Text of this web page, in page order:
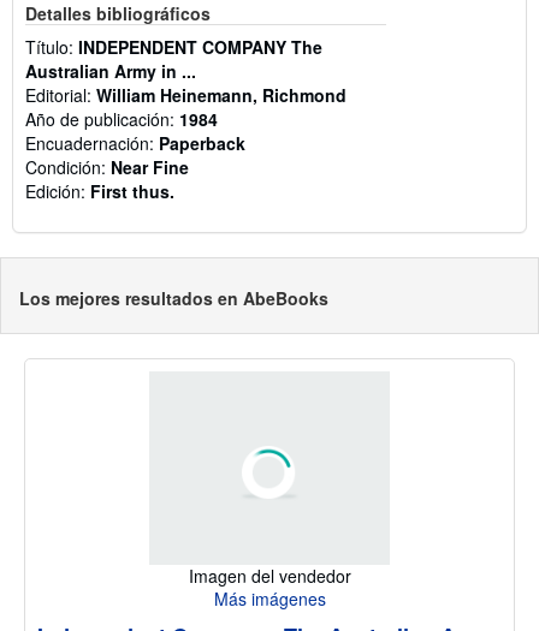
Detalles bibliográficos
Título: INDEPENDENT COMPANY The
Australian Army in ...
Editorial: William Heinemann, Richmond
Año de publicación: 1984
Encuadernación: Paperback
Condición: Near Fine
Edición: First thus.
Los mejores resultados en AbeBooks
Imagen del vendedor
Más imágenes